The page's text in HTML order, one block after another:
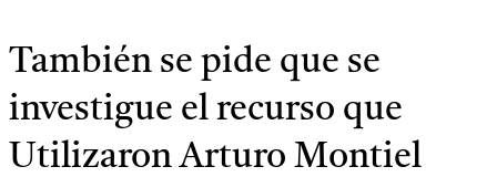
También se pide que se
investigue el recurso que
Utilizaron Arturo Montiel